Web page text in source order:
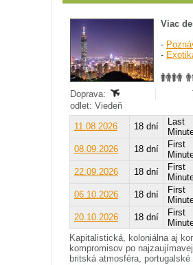
Viac
-
-
Doprava:
odlet: Viedeň
11.08.2026
18 dní
Last
08.09.2026 18 dní
First
22.09.2026 18 dní
First
06.10.2026 18 dní
First
20.10.2026 18 dní
First
Kapitalistická, koloniálna aj
kompromisov po
britská atmosféra,